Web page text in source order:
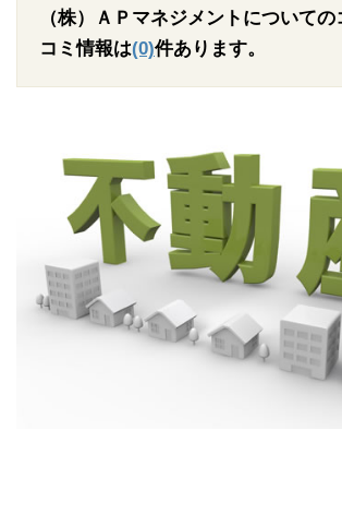
（株）ＡＰマネジメントについて
コミ情報は(0)件あります。